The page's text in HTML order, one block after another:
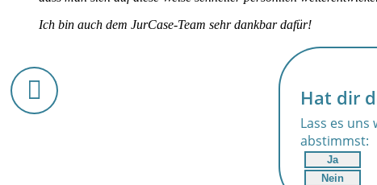
Ich bin auch dem JurCase-Team sehr dankbar dafür!
Hat dir
Lass es
abstimmst:
Ja
Nein